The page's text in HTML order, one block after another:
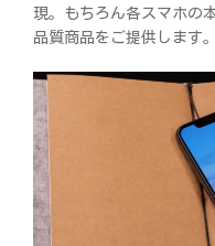
現。もちろん各スマホの
品質商品をご提供します。